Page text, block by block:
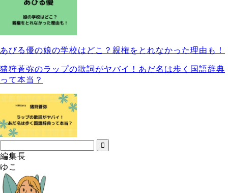
あびる優の娘の学校はどこ？親権をとれなかった理由も！
猪狩蒼弥のラップの歌詞がヤバイ！あだ名は歩く国語辞典
って本当？
編集長
ゆこ